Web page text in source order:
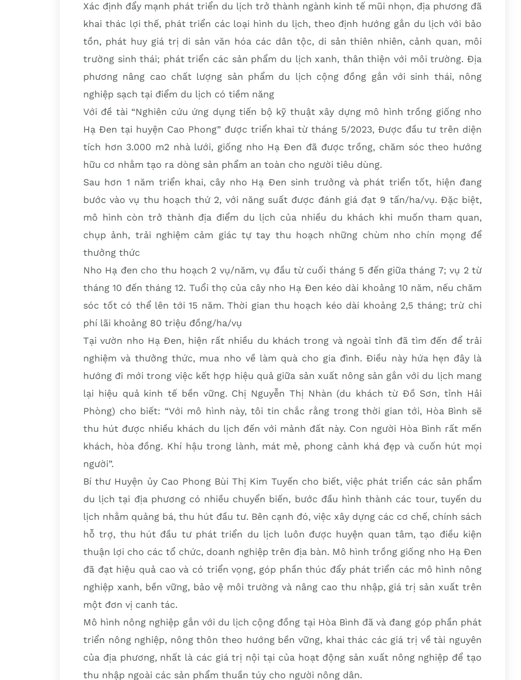
Xác định đẩy mạnh phát triển du lịch trở thành ngành kinh tế mũi nhọn, địa phương đã
khai thác lợi thế, phát triển các loại hình du lịch, theo định hướng gắn du lịch với bảo
tồn, phát huy giá trị di sản văn hóa các dân tộc, di sản thiên nhiên, cảnh quan, môi
trường sinh thái; phát triển các sản phẩm du lịch xanh, thân thiện với môi trường. Địa
phương nâng cao chất lượng sản phẩm du lịch cộng đồng gắn với sinh thái, nông
nghiệp sạch tại điểm du lịch có tiềm năng
Với đề tài “Nghiên cứu ứng dụng tiến bộ kỹ thuật xây dựng mô hình trồng giống nho
Hạ Đen tại huyện Cao Phong” được triển khai từ tháng 5/2023, Được đầu tư trên diện
tích hơn 3.000 m2 nhà lưới, giống nho Hạ Đen đã được trồng, chăm sóc theo hướng
hữu cơ nhằm tạo ra dòng sản phẩm an toàn cho người tiêu dùng.
Sau hơn 1 năm triển khai, cây nho Hạ Đen sinh trưởng và phát triển tốt, hiện đang
bước vào vụ thu hoạch thứ 2, với năng suất được đánh giá đạt 9 tấn/ha/vụ. Đặc biệt,
mô hình còn trở thành địa điểm du lịch của nhiều du khách khi muốn tham quan,
chụp ảnh, trải nghiệm cảm giác tự tay thu hoạch những chùm nho chín mọng để
thưởng thức
Nho Hạ đen cho thu hoạch 2 vụ/năm, vụ đầu từ cuối tháng 5 đến giữa tháng 7; vụ 2 từ
tháng 10 đến tháng 12. Tuổi thọ của cây nho Hạ Đen kéo dài khoảng 10 năm, nếu chăm
sóc tốt có thể lên tới 15 năm. Thời gian thu hoạch kéo dài khoảng 2,5 tháng; trừ chi
phí lãi khoảng 80 triệu đồng/ha/vụ
Tại vườn nho Hạ Đen, hiện rất nhiều du khách trong và ngoài tỉnh đã tìm đến để trải
nghiệm và thưởng thức, mua nho về làm quà cho gia đình. Điều này hứa hẹn đây là
hướng đi mới trong việc kết hợp hiệu quả giữa sản xuất nông sản gắn với du lịch mang
lại hiệu quả kinh tế bền vững. Chị Nguyễn Thị Nhàn (du khách từ Đồ Sơn, tỉnh Hải
Phòng) cho biết: “Với mô hình này, tôi tin chắc rằng trong thời gian tới, Hòa Bình sẽ
thu hút được nhiều khách du lịch đến với mảnh đất này. Con người Hòa Bình rất mến
khách, hòa đồng. Khí hậu trong lành, mát mẻ, phong cảnh khá đẹp và cuốn hút mọi
người”.
Bí thư Huyện ủy Cao Phong Bùi Thị Kim Tuyến cho biết, việc phát triển các sản phẩm
du lịch tại địa phương có nhiều chuyển biến, bước đầu hình thành các tour, tuyến du
lịch nhằm quảng bá, thu hút đầu tư. Bên cạnh đó, việc xây dựng các cơ chế, chính sách
hỗ trợ, thu hút đầu tư phát triển du lịch luôn được huyện quan tâm, tạo điều kiện
thuận lợi cho các tổ chức, doanh nghiệp trên địa bàn. Mô hình trồng giống nho Hạ Đen
đã đạt hiệu quả cao và có triển vọng, góp phần thúc đẩy phát triển các mô hình nông
nghiệp xanh, bền vững, bảo vệ môi trường và nâng cao thu nhập, giá trị sản xuất trên
một đơn vị canh tác.
Mô hình nông nghiệp gắn với du lịch cộng đồng tại Hòa Bình đã và đang góp phần phát
triển nông nghiệp, nông thôn theo hướng bền vững, khai thác các giá trị về tài nguyên
của địa phương, nhất là các giá trị nội tại của hoạt động sản xuất nông nghiệp để tạo
thu nhập ngoài các sản phẩm thuần túy cho người nông dân.